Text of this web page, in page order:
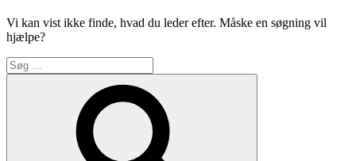
Vi kan vist ikke finde, hvad du leder efter. Måske en søgning vil
hjælpe?
Søg
efter: